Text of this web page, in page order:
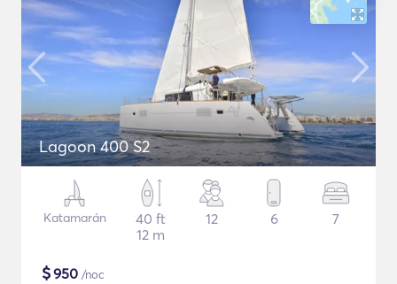
Lagoon 400 S2
Katamarán
40 ft
12 m
12 6 7
$950 /noc